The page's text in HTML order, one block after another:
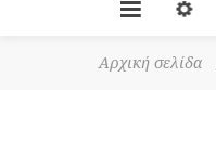
Αρχική σελίδα